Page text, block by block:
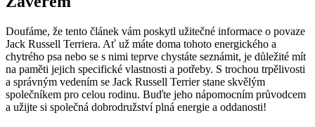
Doufáme, že tento článek vám poskytl užitečné ‌informace o povaze
Jack Russell Terriera. ‍Ať už ​máte doma tohoto energického a
chytrého ⁢psa nebo ‌se s nimi teprve chystáte seznámit, je důležité mít
na paměti jejich specifické vlastnosti a‌ potřeby. S ⁣trochou trpělivosti
‌a správným ​vedením se ​Jack Russell Terrier stane skvělým
společníkem pro ⁣celou rodinu. Buďte jeho nápomocním průvodcem
a užijte si společná dobrodružství plná ​energie a oddanosti!